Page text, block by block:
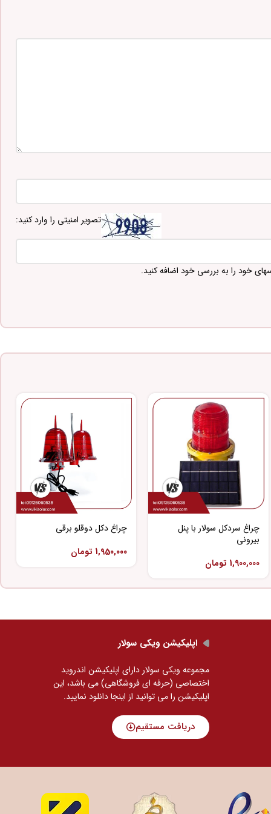
تصویر امنیتی را وارد کنید:
خود را به بررسی خود اضافه کنید.
چراغ سردکل سولار با پنل
بیرونی
1,900,000 تومان
چراغ دکل دوقلو برقی
1,950,000 تومان
اپلیکیشن ویکی سولار
مجموعه ویکی سولار دارای اپلیکیشن اندروید
اختصاصی (حرفه ای فروشگاهی) می باشد، این
اپلیکیشن را می توانید از اینجا دانلود نمایید.
دریافت مستقیم